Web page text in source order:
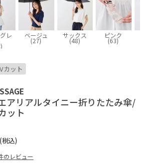
レ ベージュ
(27)
サックス
(48)
ピンク
(63)
カット
アリアルタイニー折りたたみ傘/
ット
(税込)
のレビュー